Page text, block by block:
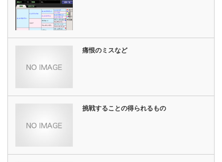
痛恨のミスなど
挑戦することの得られるもの